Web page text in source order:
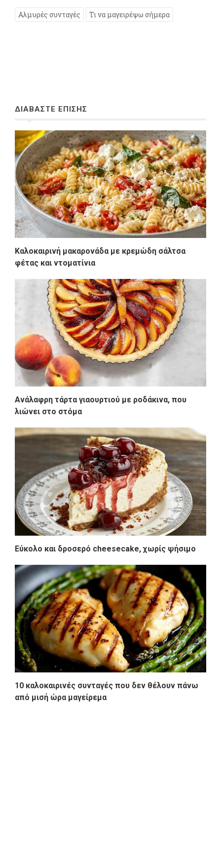
Αλμυρές συνταγές Τι να μαγειρέψω σήμερα
ΔΙΑΒΑΣΤΕ ΕΠΙΣΗΣ
Καλοκαιρινή μακαρονάδα με κρεμώδη σάλτσα
φέτας και ντοματίνια
Ανάλαφρη τάρτα γιαουρτιού με ροδάκινα, που
λιώνει στο στόμα
Εύκολο και δροσερό cheesecake, χωρίς ψήσιμο
10 καλοκαιρινές συνταγές που δεν θέλουν πάνω
από μισή ώρα μαγείρεμα